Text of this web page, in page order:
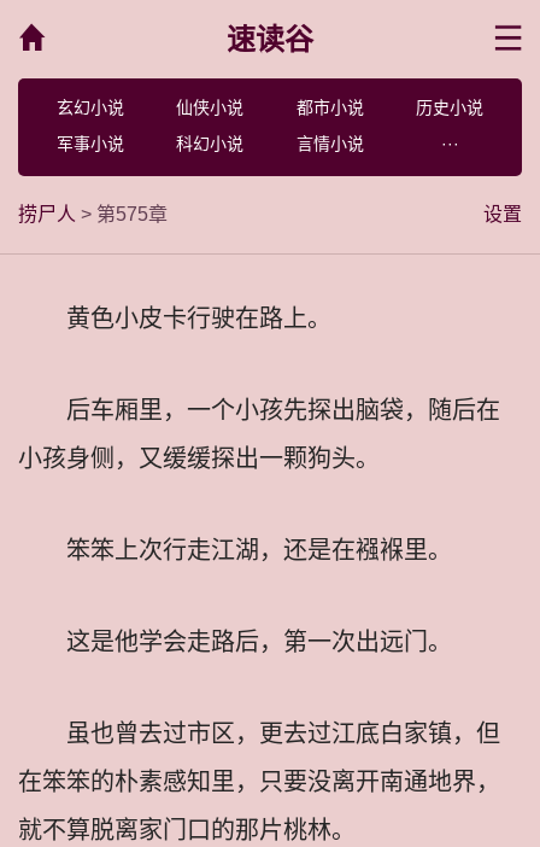
速读谷
玄幻小说 仙侠小说 都市小说
历史小说
军事小说
科幻小说 言情小说 ···
设置
捞尸人 > 第575章
黄色小皮卡行驶在路上。
后车厢里，一个小孩先探出脑袋，随后在
小孩身侧，又缓缓探出一颗狗头。
笨笨上次行走江湖，还是在襁褓里。
这是他学会走路后，第一次出远门。
虽也曾去过市区，更去过江底白家镇，但
在笨笨的朴素感知里，只要没离开南通地界，
就不算脱离家门口的那片桃林。